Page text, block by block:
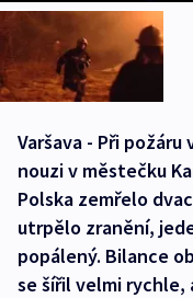
Varšava - Při
nouzi v městečku
Polska zemřelo
utrpělo zranění,
popálený. Bilance
se šířil velmi